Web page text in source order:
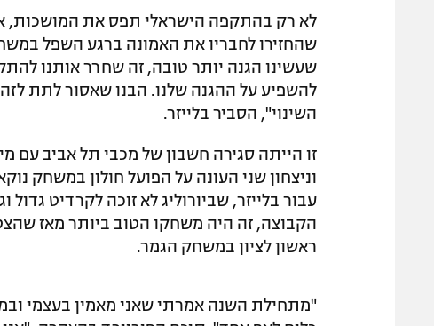
לא רק בהתקפה הישראלי תפס את המושכות,
שהחזירו לחבריו את האמונה ברגע השפל
שעשינו הגנה יותר טובה, זה שחרר אותנו
להשפיע על ההגנה שלנו. הבנו שאסור לתת
השינוי", הסביר בלייזר.
זו הייתה סגירה חשבון של מכבי תל אביב עם
עבור בלייזר, שביורוליג לא זוכה לקרדיט
הקבוצה, זה היה משחקו הטוב ביותר מאז
ראשון לציון במשחק הגמר.
"מתחילת השנה אמרתי שאני מאמין בעצמי